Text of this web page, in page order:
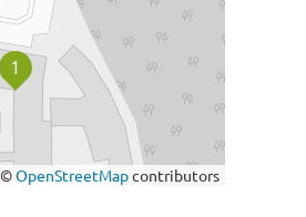
©OpenStreetMapcontributors